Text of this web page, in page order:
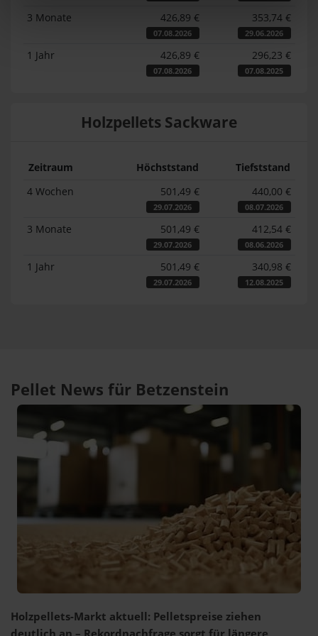
3 Monate 426,89 €
07.08.2026
353,74 €
29.06.2026
1 Jahr 426,89 €
07.08.2026
296,23 €
07.08.2025
Holzpellets Sackware
Zeitraum Höchststand
Tiefststand
4 Wochen
501,49 €
29.07.2026
440,00 €
08.07.2026
3 Monate 501,49 €
29.07.2026
412,54 €
08.06.2026
1 Jahr 501,49 €
29.07.2026
340,98 €
12.08.2025
Pellet News für Betzenstein
Holzpellets-Markt aktuell: Pelletspreise ziehen